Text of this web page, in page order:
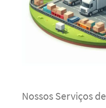
Nossos Serviços